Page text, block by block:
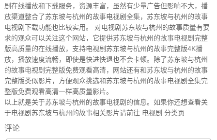
剧在线播放和下载服务，资源丰富，虽然有少量广告但影响不大，播
放渠道整合了苏东坡与杭州的故事电视剧全集，苏东坡与杭州的故事
电视剧下载功能也比较实用。 对电视剧苏东坡与杭州的故事质量有要
求的观众可以关注这个网站，它提供苏东坡与杭州的故事电视剧完整
版高质量的在线播放，支持电视剧苏东坡与杭州的故事完整版4K播
放，播放速度流畅，即使是快进快退也不会卡顿。除了苏东坡与杭州
的故事电视剧完整版免费观看高清，网站还有和苏东坡与杭州的故事
完整版类似影片，方便观众挑选和苏东坡与杭州的故事电视剧全集完
整版免费观看高清一样高质量影片。
以上就是关于苏东坡与杭州的故事电视剧的信息。如果你还想查看关
于电视剧苏东坡与杭州的故事相关影片请前往 电视剧 分类页
评论